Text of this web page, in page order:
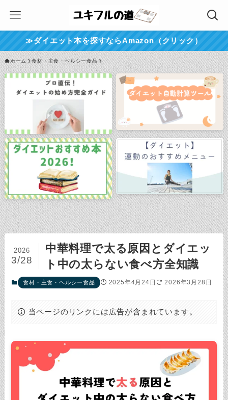
≫ダイエット本を探すならAmazon（クリック）
ホーム 食材・主食・ヘルシー食品
中華料理で太る原因とダイエッ
ト中の太らない食べ方全知識
2026
3/28
食材・主食・ヘルシー食品 2025年4月24日 2026年3月28日
当ページのリンクには広告が含まれています。